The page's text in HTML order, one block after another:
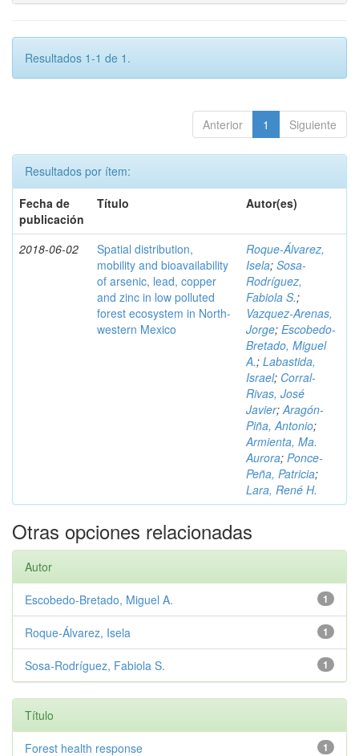
Resultados 1-1 de 1.
Anterior 1 Siguiente
Resultados por ítem:
Fecha de
publicación
Título Autor(es)
2018-06-02
Spatial distribution,
mobility and bioavailability
of arsenic, lead, copper
and zinc in low polluted
forest ecosystem in North-
western Mexico
Roque-Álvarez,
Isela; Sosa-
Rodríguez,
Fabiola S.;
Vazquez-Arenas,
Jorge; Escobedo-
Bretado, Miguel
A.; Labastida,
Israel; Corral-
Rivas, José
Javier;Aragón-
Piña, Antonio;
Armienta, Ma.
Aurora; Ponce-
Peña, Patricia;
Lara, René H.
Otras opciones relacionadas
Autor
1
Escobedo-Bretado, Miguel A.
1
Roque-Álvarez, Isela
1
Sosa-Rodríguez, Fabiola S.
Título
1
Forest health response